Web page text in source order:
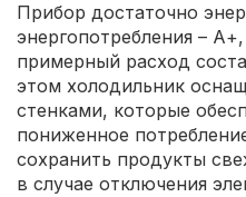
Прибор достаточно
энергопотребления –
примерный расход
этом холодильник
стенками, которые
пониженное
сохранить продукты
в случае отключения